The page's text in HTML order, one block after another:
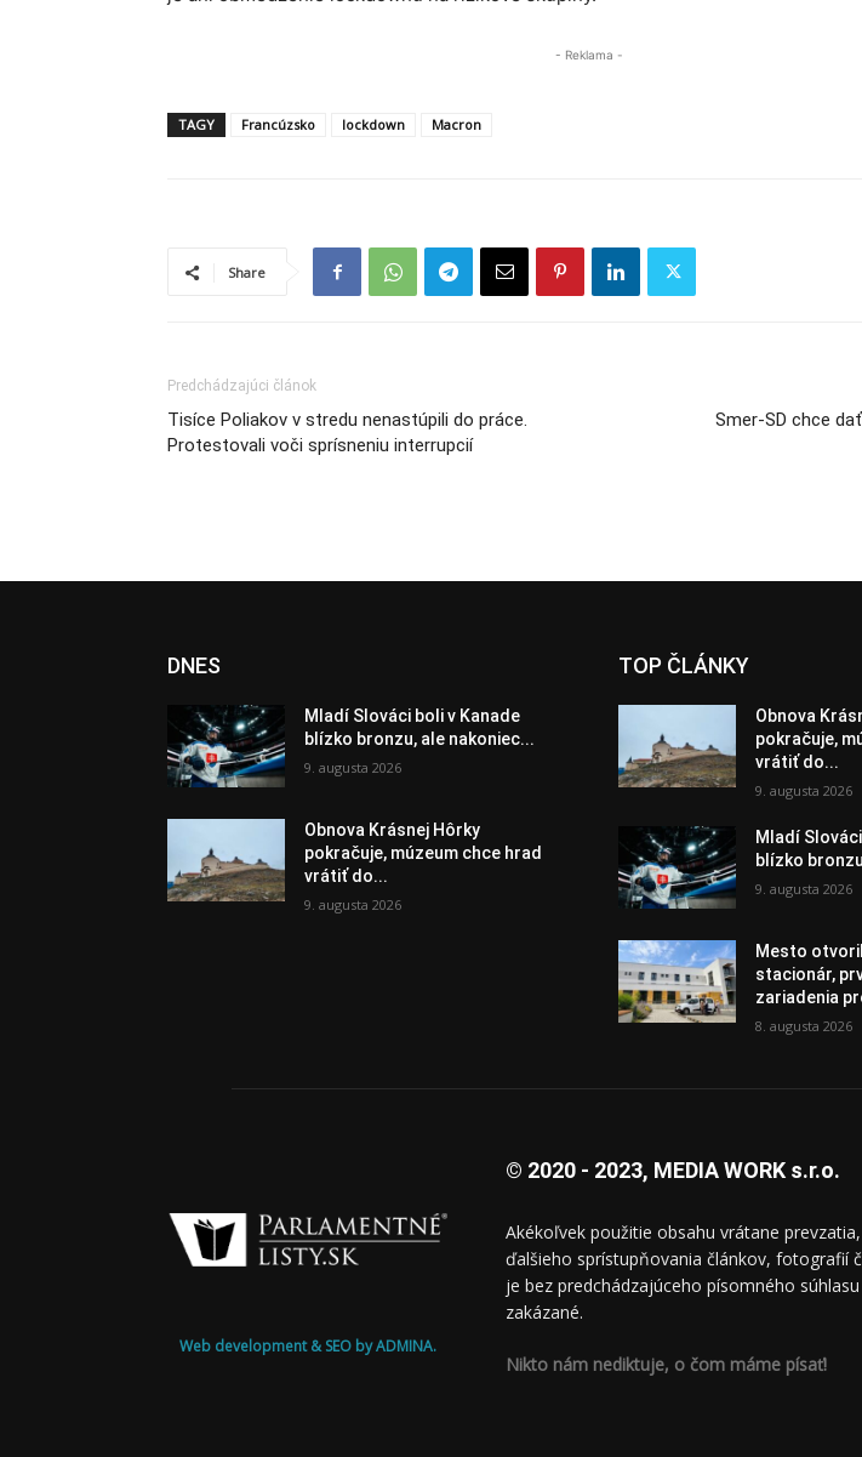
- Reklama -
TAGY Francúzsko lockdown Macron
Share
Predchádzajúci článok
Tisíce Poliakov v stredu nenastúpili do práce.
Protestovali voči sprísneniu interrupcií
Smer-SD chce
DNES
Mladí Slováci boli v Kanade
blízko bronzu, ale nakoniec...
9. augusta 2026
Obnova Krásnej Hôrky
pokračuje, múzeum chce hrad
vrátiť do...
9. augusta 2026
TOP ČLÁNKY
Obnova
pokračuje,
vrátiť do...
9. augusta 2026
Mladí
blízko
9. augusta 2026
Mesto
stacionár,
zariadenia
8. augusta 2026
Web development & SEO by ADMINA.
© 2020 - 2023, MEDIA WORK s.r.o.
Akékoľvek použitie obsahu vrátane
ďalšieho sprístupňovania článkov, fotografií
je bez predchádzajúceho písomného
zakázané.
Nikto nám nediktuje, o čom máme písať!